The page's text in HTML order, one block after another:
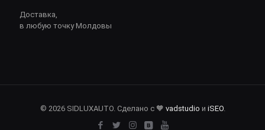
Доставка,
в любую точку Молдовы
© 2026 SIDLUXAUTO. Сделано с 🧡 vadstudio и iSEO.